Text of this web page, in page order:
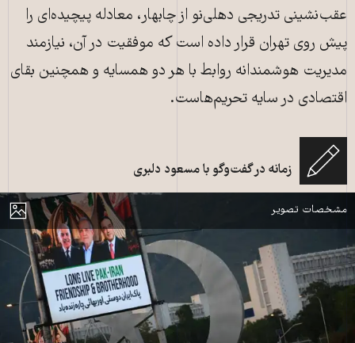
عقب‌نشینی تدریجی دهلی‌نو از چابهار، معادله پیچیده‌ای را
پیش روی تهران قرار داده است که موفقیت در آن، نیازمند
مدیریت هوشمندانه روابط با هر دو همسایه و همچنین بقای
اقتصادی در سایه تحریم‌هاست.
زمانه در گفت‌‌وگو با مسعود دلبری
نمایش
مشخصات تصویر
تابلوهای الکترونیکی حاوی تصاویر رئیس‌جمهور ایران مسعود پزشکیان،
نخست‌وزیر پاکستان شهباز شریف و رئیس‌جمهور پاکستان آصف علی زرداری در
و در بحبوحه مذاکرات صلح آمریکا و ایران. . (عکس از سید مهدی / نورفوتو) (عکس
از سید مهدی / نورفوتو / نورفوتو via AFP)